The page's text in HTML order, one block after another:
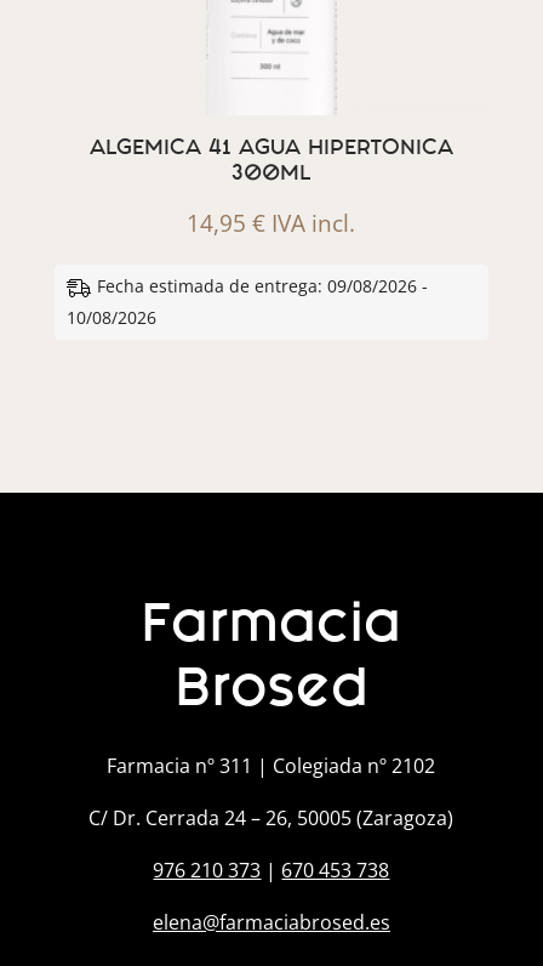
ALGEMICA 41 AGUA HIPERTONICA
300ML
14,95€ IVA incl.
Fecha estimada de entrega: 09/08/2026 -
10/08/2026
Farmacia
Brosed
Farmacia nº 311 | Colegiada nº 2102
C/ Dr. Cerrada 24 – 26, 50005 (Zaragoza)
976 210 373 | 670 453 738
elena@farmaciabrosed.es